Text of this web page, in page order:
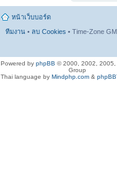
หน้าเว็บบอร์ด
ทีมงาน • ลบ Cookies • Time-Zone
Powered by phpBB © 2000, 2002,
Group
Thai language by Mindphp.com&